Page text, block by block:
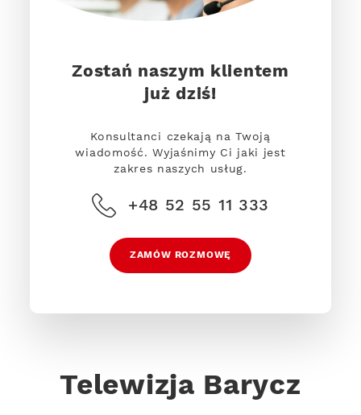
Zostań naszym klientem
już dziś!
Konsultanci czekają na Twoją
wiadomość. Wyjaśnimy Ci jaki jest
zakres naszych usług.
+48 52 55 11 333
ZAMÓW ROZMOWĘ
Telewizja Barycz